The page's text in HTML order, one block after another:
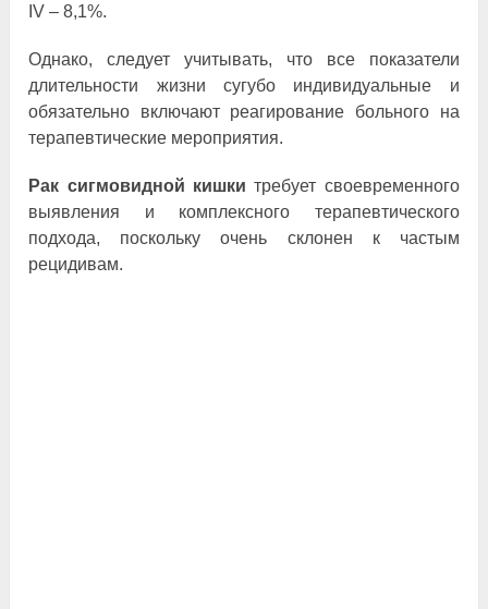
IV ‒ 8,1%.
Однако, следует учитывать, что все показатели
длительности жизни сугубо индивидуальные и
обязательно включают реагирование больного на
терапевтические мероприятия.
Рак сигмовидной кишки требует своевременного
выявления и комплексного терапевтического
подхода, поскольку очень склонен к частым
рецидивам.